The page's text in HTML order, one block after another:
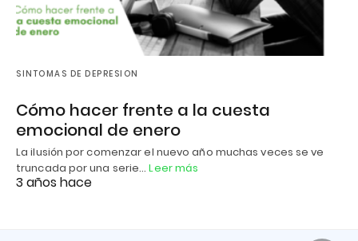
SINTOMAS DE DEPRESION
Cómo hacer frente a la cuesta
emocional de enero
La ilusión por comenzar el nuevo año muchas veces se ve
truncada por una serie…Leer más
3 años hace